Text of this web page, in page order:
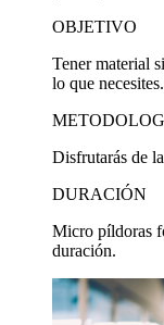
OBJETIVO
Tener material
lo que necesites.
Disfrutarás de
DURACIÓN
Micro píldoras
duración.